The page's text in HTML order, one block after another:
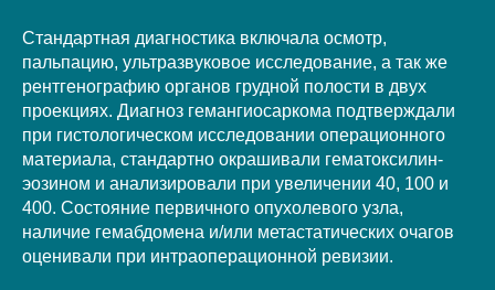
Стандартная диагностика включала осмотр,
пальпацию, ультразвуковое исследование, а так же
рентгенографию органов грудной полости в двух
проекциях. Диагноз гемангиосаркома подтверждали
при гистологическом исследовании операционного
материала, стандартно окрашивали гематоксилин-
эозином и анализировали при увеличении 40, 100 и
400. Состояние первичного опухолевого узла,
наличие гемабдомена и/или метастатических очагов
оценивали при интраоперационной ревизии.